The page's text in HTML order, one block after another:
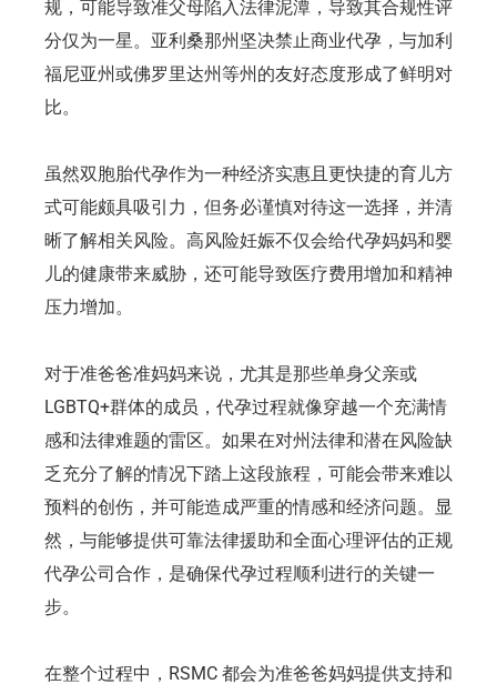
规，可能导致准父母陷入法律泥潭，导致其合规性评
分仅为一星。亚利桑那州坚决禁止商业代孕，与加利
福尼亚州或佛罗里达州等州的友好态度形成了鲜明对
比。
虽然双胞胎代孕作为一种经济实惠且更快捷的育儿方
式可能颇具吸引力，但务必谨慎对待这一选择，并清
晰了解相关风险。高风险妊娠不仅会给代孕妈妈和婴
儿的健康带来威胁，还可能导致医疗费用增加和精神
压力增加。
对于准爸爸准妈妈来说，尤其是那些单身父亲或
LGBTQ+群体的成员，代孕过程就像穿越一个充满情
感和法律难题的雷区。如果在对州法律和潜在风险缺
乏充分了解的情况下踏上这段旅程，可能会带来难以
预料的创伤，并可能造成严重的情感和经济问题。显
然，与能够提供可靠法律援助和全面心理评估的正规
代孕公司合作，是确保代孕过程顺利进行的关键一
步。
在整个过程中，RSMC 都会为准爸爸妈妈提供支持和